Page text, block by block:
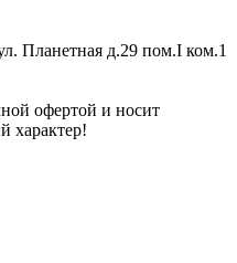
Планетная д.29 пом.I ком.1
офертой и носит
характер!